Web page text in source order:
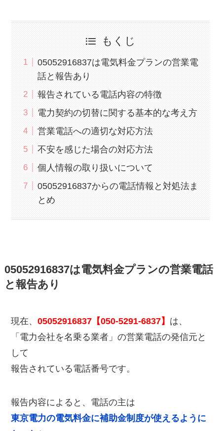
もくじ
05052916837は電気料金プランの営業電
話と報告あり
報告されている電話内容の特徴
電力契約の切替に関する基本的な考え方
営業電話への適切な対応方法
不安を感じた場合の対応方法
個人情報の取り扱いについて
05052916837からの電話情報と対処法ま
とめ
05052916837は電気料金プランの営業電話
と報告あり
現在、05052916837【050-5291-6837】 は、
「電力会社を名乗る業者」の営業電話の発信元と
して
報告されている電話番号です。
報告内容によると、電話の主は
東京電力の電気料金に補助金制度が使えるように